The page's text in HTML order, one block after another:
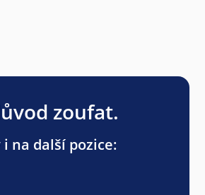
zoufat.
i na další pozice: